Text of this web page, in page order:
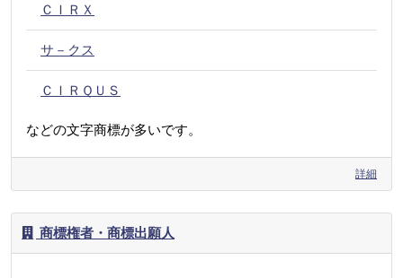
ＣＩＲＸ
サ－クス
ＣＩＲＱＵＳ
などの文字商標が多いです。
詳細
商標権者・商標出願人